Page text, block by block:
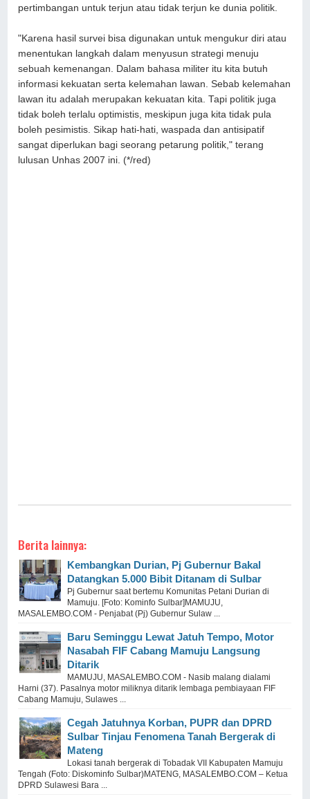
pertimbangan untuk terjun atau tidak terjun ke dunia politik.
"Karena hasil survei bisa digunakan untuk mengukur diri atau
menentukan langkah dalam menyusun strategi menuju
sebuah kemenangan. Dalam bahasa militer itu kita butuh
informasi kekuatan serta kelemahan lawan. Sebab kelemahan
lawan itu adalah merupakan kekuatan kita. Tapi politik juga
tidak boleh terlalu optimistis, meskipun juga kita tidak pula
boleh pesimistis. Sikap hati-hati, waspada dan antisipatif
sangat diperlukan bagi seorang petarung politik," terang
lulusan Unhas 2007 ini. (*/red)
Berita lainnya:
Kembangkan Durian, Pj Gubernur Bakal
Datangkan 5.000 Bibit Ditanam di Sulbar
Pj Gubernur saat bertemu Komunitas Petani Durian di
Mamuju. [Foto: Kominfo Sulbar]MAMUJU,
MASALEMBO.COM - Penjabat (Pj) Gubernur Sulaw ...
Baru Seminggu Lewat Jatuh Tempo, Motor
Nasabah FIF Cabang Mamuju Langsung
Ditarik
MAMUJU, MASALEMBO.COM - Nasib malang dialami
Harni (37). Pasalnya motor miliknya ditarik lembaga pembiayaan FIF
Cabang Mamuju, Sulawes ...
Cegah Jatuhnya Korban, PUPR dan DPRD
Sulbar Tinjau Fenomena Tanah Bergerak di
Mateng
Lokasi tanah bergerak di Tobadak VII Kabupaten Mamuju
Tengah (Foto: Diskominfo Sulbar)MATENG, MASALEMBO.COM – Ketua
DPRD Sulawesi Bara ...